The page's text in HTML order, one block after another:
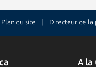
Plan du site | Directeur de la
A la